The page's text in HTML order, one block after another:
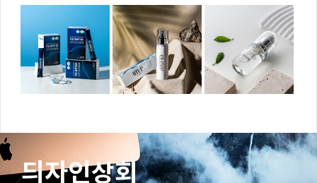
듸자인상회